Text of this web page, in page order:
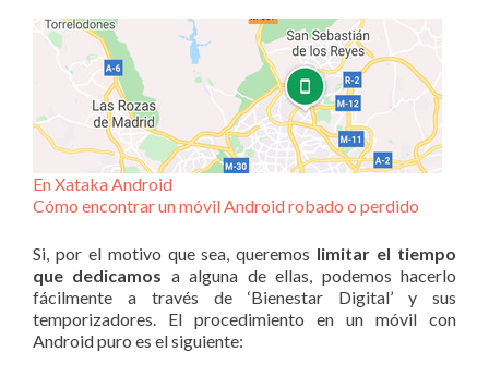
En Xataka Android
Cómo encontrar un móvil Android robado o perdido
Si, por el motivo que sea, queremos limitar el tiempo
que dedicamos a alguna de ellas, podemos hacerlo
fácilmente a través de ‘Bienestar Digital’ y sus
temporizadores. El procedimiento en un móvil con
Android puro es el siguiente: